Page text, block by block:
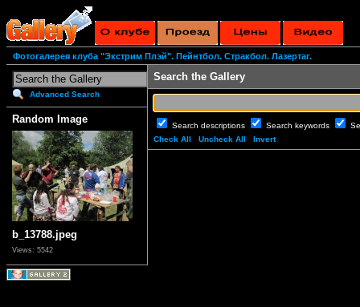
Фотогалерея клуба "Экстрим Плэй". Пейнтбол. Стракбол. Лазертаг.
Advanced Search
Random Image
b_13788.jpeg
Views: 5542
Search the Gallery
Search descriptions Search keywords
Check All
Uncheck All Invert